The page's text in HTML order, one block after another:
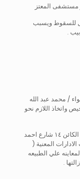
مستشفى المعتز
للسقوط ويسبب
.
/ محمد عبد الله
واتخاذ اللازم نحو
تم رصد أعمال بناء مخالفة بدون ترخيص بالعقار الكائن ١٤ شارع احمد
تحركت الادارات المعنية (
علي الطبيعه
.